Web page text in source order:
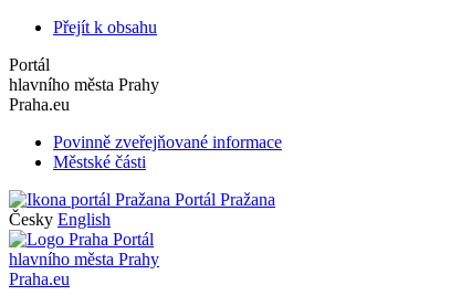
Přejít k obsahu
Portál
hlavního města Prahy
Praha.eu
Povinně zveřejňované informace
Městské části
Portál Pražana
Česky English
Portál
hlavního města Prahy
Praha.eu